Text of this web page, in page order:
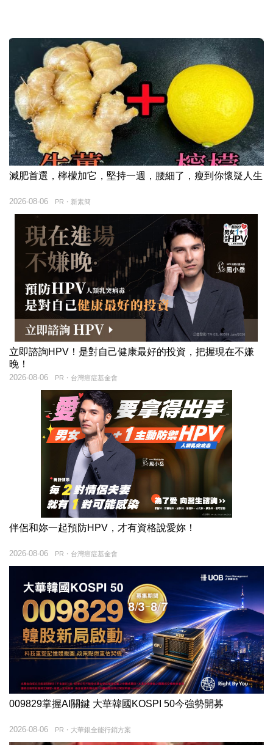
減肥首選，檸檬加它，堅持一週，腰細了，瘦到你懷疑人生
PR・新素簡
2026-08-06
立即諮詢HPV！是對自己健康最好的投資，把握現在不嫌
晚！
PR・台灣癌症基金會
2026-08-06
伴侶和妳一起預防HPV，才有資格說愛妳！
PR・台灣癌症基金會
2026-08-06
009829掌握AI關鍵 大華韓國KOSPI 50今強勢開募
PR・大華銀全能行銷方案
2026-08-06